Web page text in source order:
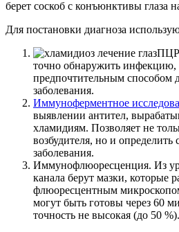
берет соскоб с конъюнктивы глаза
Для постановки диагноза
ПЦР
точно обнаружить инфекцию,
предпочтительным способом
заболевания.
Иммуноферментное
выявлении антител,
хламидиям. Позволяет не
возбудителя, но и определить
заболевания.
Иммунофлюоресценция. Из
канала берут мазки, которые
флюоресцентным
могут быть готовы через 60
точность не высокая (до 50 %).